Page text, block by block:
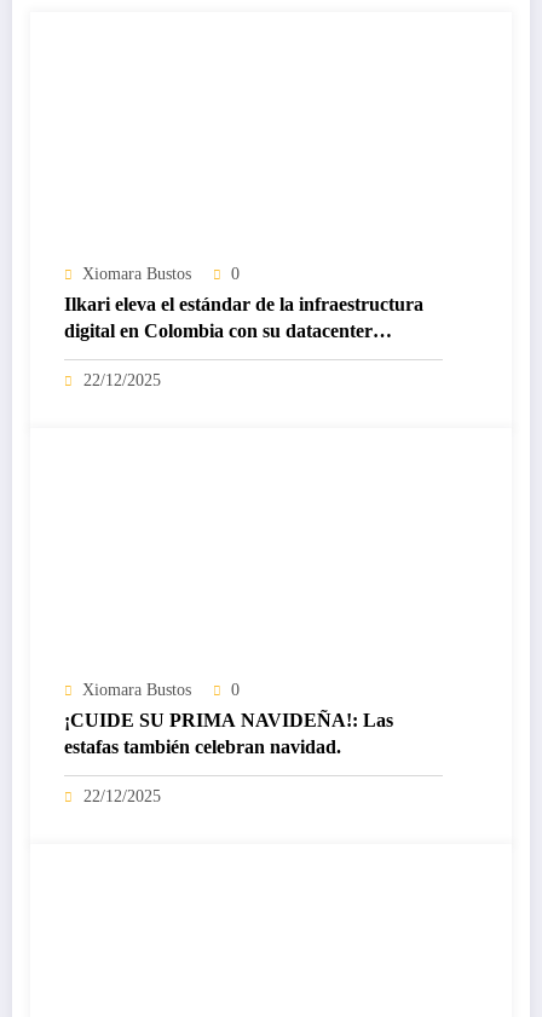
Xiomara Bustos 0
Ilkari eleva el estándar de la infraestructura
digital en Colombia con su datacenter
certificado Nivel IV de ICREA
22/12/2025
Xiomara Bustos 0
¡CUIDE SU PRIMA NAVIDEÑA!: Las
estafas también celebran navidad.
22/12/2025